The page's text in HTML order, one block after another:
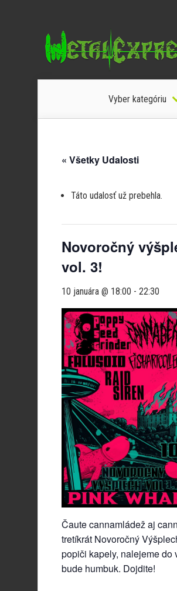
Vyber kategóriu
« Všetky Udalosti
Táto udalosť už prebehla.
Novoročný
vol. 3!
10 januára @ 18:00 - 22:30
Čaute cannamládež aj
tretíkrát Novoročný
popiči kapely, nalejeme do
bude humbuk. Dojdite!